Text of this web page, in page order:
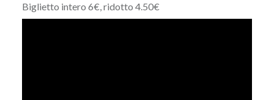
Biglietto intero 6€, ridotto 4.50€